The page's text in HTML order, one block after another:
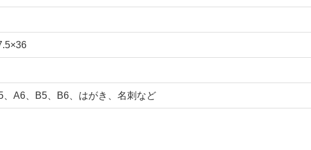
、A6、B5、B6、はがき、名刺など